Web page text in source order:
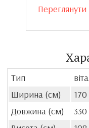
Тип
Ширина (см)
170
Довжина (см)
330